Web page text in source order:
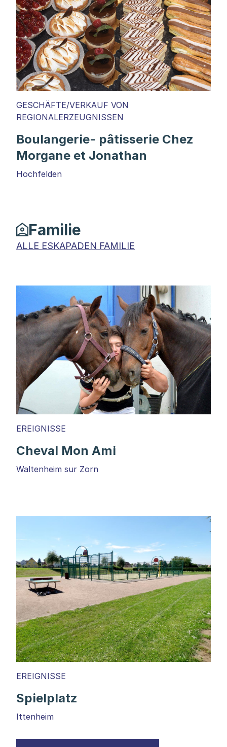
GESCHÄFTE/VERKAUF VON
REGIONALERZEUGNISSEN
Boulangerie- pâtisserie Chez
Morgane et Jonathan
Hochfelden
Familie
ALLE ESKAPADEN FAMILIE
EREIGNISSE
Cheval Mon Ami
Waltenheim sur Zorn
EREIGNISSE
Spielplatz
Ittenheim